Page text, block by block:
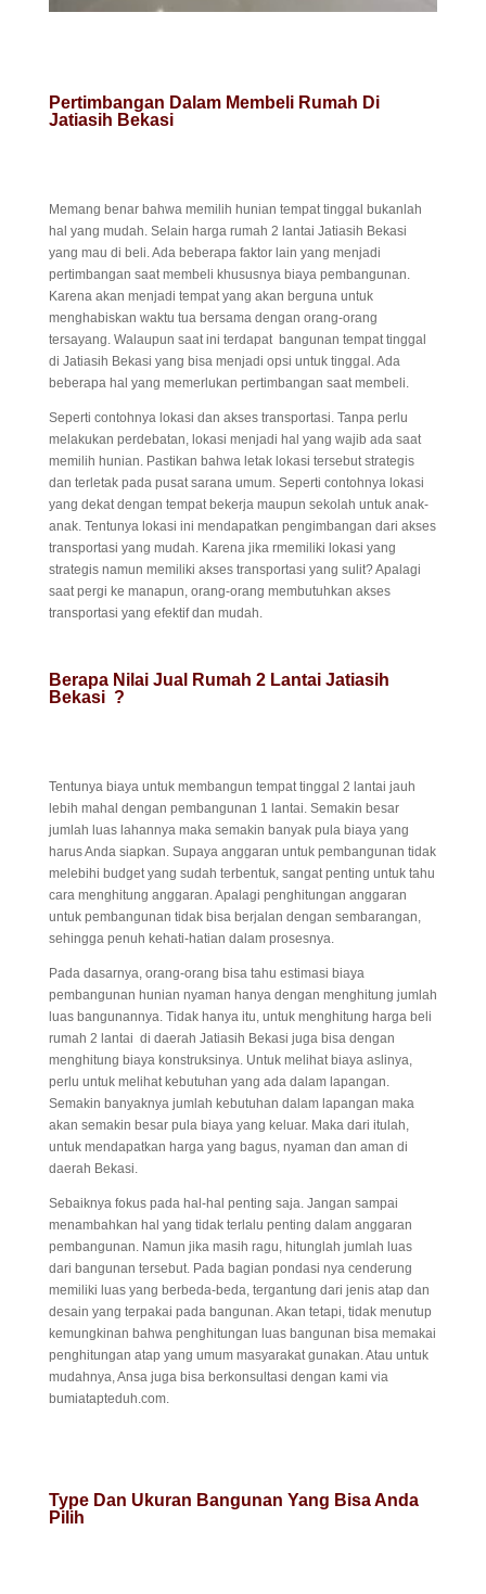
Pertimbangan Dalam Membeli Rumah Di
Jatiasih Bekasi
Memang benar bahwa memilih hunian tempat tinggal bukanlah
hal yang mudah. Selain harga rumah 2 lantai Jatiasih Bekasi
yang mau di beli. Ada beberapa faktor lain yang menjadi
pertimbangan saat membeli khususnya biaya pembangunan.
Karena akan menjadi tempat yang akan berguna untuk
menghabiskan waktu tua bersama dengan orang-orang
tersayang. Walaupun saat ini terdapat bangunan tempat tinggal
di Jatiasih Bekasi yang bisa menjadi opsi untuk tinggal. Ada
beberapa hal yang memerlukan pertimbangan saat membeli.
Seperti contohnya lokasi dan akses transportasi. Tanpa perlu
melakukan perdebatan, lokasi menjadi hal yang wajib ada saat
memilih hunian. Pastikan bahwa letak lokasi tersebut strategis
dan terletak pada pusat sarana umum. Seperti contohnya lokasi
yang dekat dengan tempat bekerja maupun sekolah untuk anak-
anak. Tentunya lokasi ini mendapatkan pengimbangan dari akses
transportasi yang mudah. Karena jika rmemiliki lokasi yang
strategis namun memiliki akses transportasi yang sulit? Apalagi
saat pergi ke manapun, orang-orang membutuhkan akses
transportasi yang efektif dan mudah.
Berapa Nilai Jual Rumah 2 Lantai Jatiasih
Bekasi ?
Tentunya biaya untuk membangun tempat tinggal 2 lantai jauh
lebih mahal dengan pembangunan 1 lantai. Semakin besar
jumlah luas lahannya maka semakin banyak pula biaya yang
harus Anda siapkan. Supaya anggaran untuk pembangunan tidak
melebihi budget yang sudah terbentuk, sangat penting untuk tahu
cara menghitung anggaran. Apalagi penghitungan anggaran
untuk pembangunan tidak bisa berjalan dengan sembarangan,
sehingga penuh kehati-hatian dalam prosesnya.
Pada dasarnya, orang-orang bisa tahu estimasi biaya
pembangunan hunian nyaman hanya dengan menghitung jumlah
luas bangunannya. Tidak hanya itu, untuk menghitung harga beli
rumah 2 lantai di daerah Jatiasih Bekasi juga bisa dengan
menghitung biaya konstruksinya. Untuk melihat biaya aslinya,
perlu untuk melihat kebutuhan yang ada dalam lapangan.
Semakin banyaknya jumlah kebutuhan dalam lapangan maka
akan semakin besar pula biaya yang keluar. Maka dari itulah,
untuk mendapatkan harga yang bagus, nyaman dan aman di
daerah Bekasi.
Sebaiknya fokus pada hal-hal penting saja. Jangan sampai
menambahkan hal yang tidak terlalu penting dalam anggaran
pembangunan. Namun jika masih ragu, hitunglah jumlah luas
dari bangunan tersebut. Pada bagian pondasi nya cenderung
memiliki luas yang berbeda-beda, tergantung dari jenis atap dan
desain yang terpakai pada bangunan. Akan tetapi, tidak menutup
kemungkinan bahwa penghitungan luas bangunan bisa memakai
penghitungan atap yang umum masyarakat gunakan. Atau untuk
mudahnya, Ansa juga bisa berkonsultasi dengan kami via
bumiatapteduh.com.
Type Dan Ukuran Bangunan Yang Bisa Anda
Pilih